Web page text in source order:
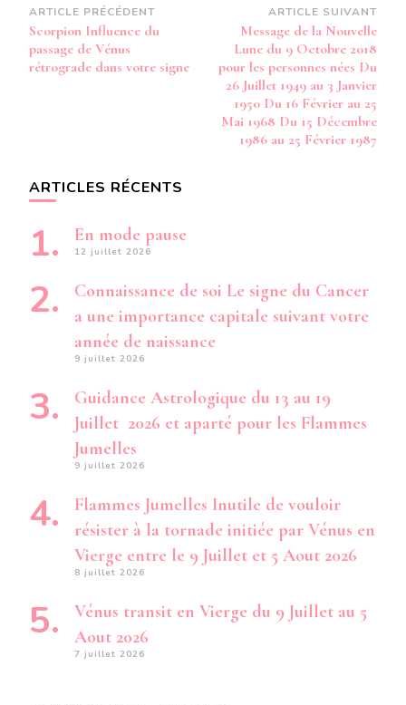
Navigation
d’article
ARTICLE PRÉCÉDENT
Scorpion Influence du
passage de Vénus
rétrograde dans votre signe
ARTICLE SUIVANT
Message de la Nouvelle
Lune du 9 Octobre 2018
pour les personnes nées Du
26 Juillet 1949 au 3 Janvier
1950 Du 16 Février au 25
Mai 1968 Du 15 Décembre
1986 au 25 Février 1987
ARTICLES RÉCENTS
En mode pause
12 juillet 2026
Connaissance de soi Le signe du Cancer
a une importance capitale suivant votre
année de naissance
9 juillet 2026
Guidance Astrologique du 13 au 19
Juillet 2026 et aparté pour les Flammes
Jumelles
9 juillet 2026
Flammes Jumelles Inutile de vouloir
résister à la tornade initiée par Vénus en
Vierge entre le 9 Juillet et 5 Aout 2026
8 juillet 2026
Vénus transit en Vierge du 9 Juillet au 5
Aout 2026
7 juillet 2026